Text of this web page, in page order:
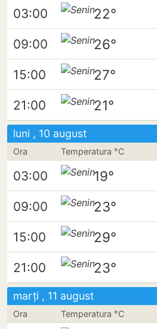
03:00 22°
09:00 26°
15:00 27°
21:00 21°
luni , 10 august
Ora Temperatura °C
03:00 19°
09:00 23°
15:00 29°
21:00 23°
marți , 11 august
Ora Temperatura °C